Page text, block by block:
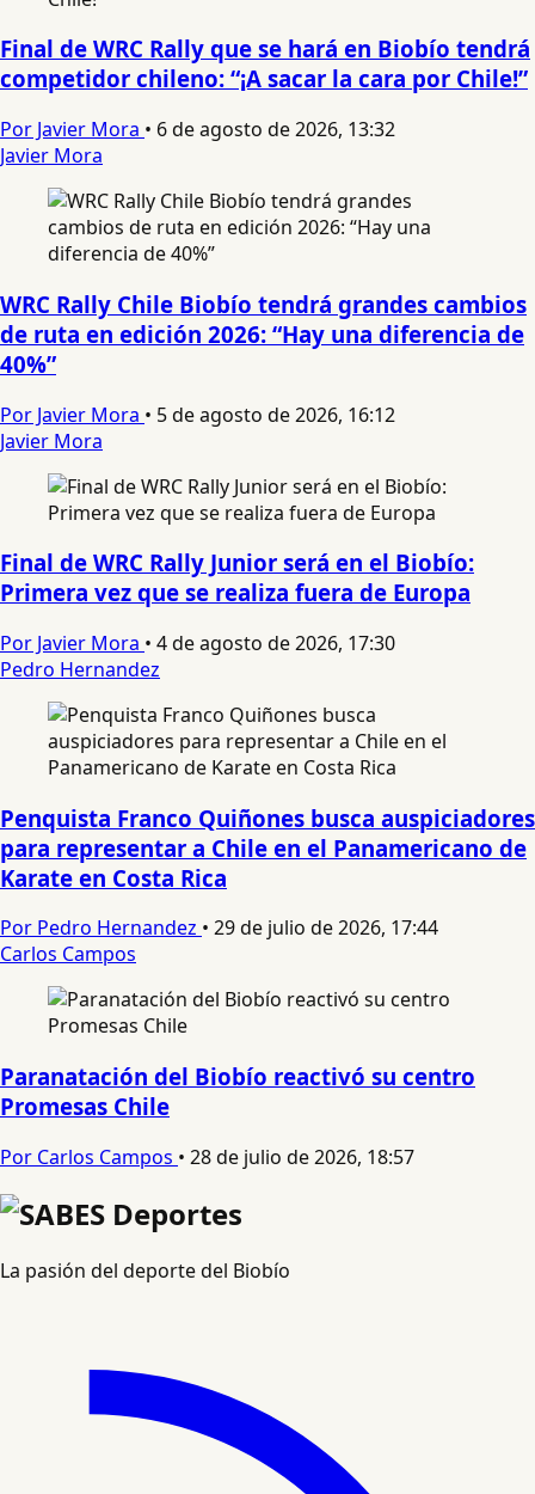
Final de WRC Rally que se hará en Biobío tendrá
competidor chileno: “¡A sacar la cara por Chile!”
Por Javier Mora • 6 de agosto de 2026, 13:32
Javier Mora
WRC Rally Chile Biobío tendrá grandes cambios
de ruta en edición 2026: “Hay una diferencia de
40%”
Por Javier Mora • 5 de agosto de 2026, 16:12
Javier Mora
Final de WRC Rally Junior será en el Biobío:
Primera vez que se realiza fuera de Europa
Por Javier Mora • 4 de agosto de 2026, 17:30
Pedro Hernandez
Penquista Franco Quiñones busca auspiciadores
para representar a Chile en el Panamericano de
Karate en Costa Rica
Por Pedro Hernandez • 29 de julio de 2026, 17:44
Carlos Campos
Paranatación del Biobío reactivó su centro
Promesas Chile
Por Carlos Campos • 28 de julio de 2026, 18:57
La pasión del deporte del Biobío